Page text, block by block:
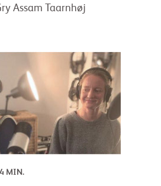
Assam Taarnhøj
MIN.